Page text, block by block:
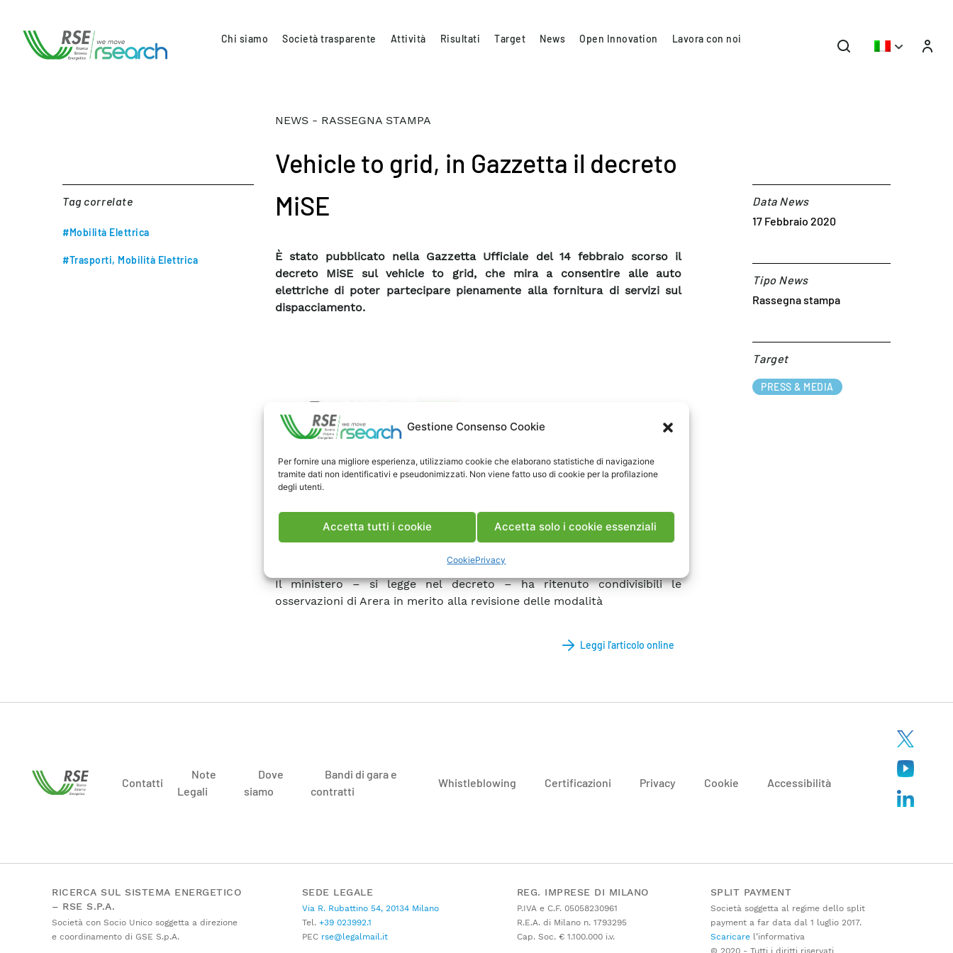
Gestione Consenso Cookie
Per fornire una migliore esperienza, utilizziamo cookie che elaborano statistiche di navigazione
tramite dati non identificativi e pseudonimizzati. Non viene fatto uso di cookie per la profilazione
degli utenti.
Accetta tutti i cookie Accetta solo i cookie essenziali
CookiePrivacy
Chi siamo Società trasparente Attività Risultati Target News Open Innovation Lavora con noi
Tag correlate
#Mobilità Elettrica
#Trasporti, Mobilità Elettrica
NEWS - RASSEGNA STAMPA
Vehicle to grid, in Gazzetta il decreto
MiSE
È stato pubblicato nella Gazzetta Ufficiale del 14 febbraio scorso il
decreto MiSE sul vehicle to grid, che mira a consentire alle auto
elettriche di poter partecipare pienamente alla fornitura di servizi sul
dispacciamento.
Il ministero – si legge nel decreto – ha ritenuto condivisibili le
osservazioni di Arera in merito alla revisione delle modalità
Leggi l'articolo online
Data News
17 Febbraio 2020
Tipo News
Rassegna stampa
Target​
PRESS & MEDIA
Contatti
Note
Legali
Dove
siamo
Bandi di gara e
contratti
Whistleblowing Certificazioni Privacy Cookie Accessibilità
RICERCA SUL SISTEMA ENERGETICO
– RSE S.P.A.
Società con Socio Unico soggetta a direzione
e coordinamento di GSE S.p.A.
SEDE LEGALE
Via R. Rubattino 54, 20134 Milano
Tel.+39 023992.1
PECrse@legalmail.it
REG. IMPRESE DI MILANO
P.IVA e C.F. 05058230961
R.E.A. di Milano n. 1793295
Cap. Soc. € 1.100.000 i.v.
SPLIT PAYMENT
Società soggetta al regime dello split
payment a far data dal 1 luglio 2017.
Scaricarel’informativa